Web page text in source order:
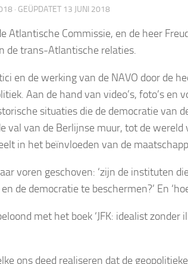
· GEÜPDATET 13 JUNI 2018
Atlantische Commissie, en de heer
de trans-Atlantische relaties.
en de werking van de NAVO door de
Aan de hand van video’s, foto’s en
situaties die de democratie van
val van de Berlijnse muur, tot de
in het beïnvloeden van de
voren geschoven: ‘zijn de instituten
de democratie te beschermen?’ En
met het boek ‘JFK: idealist zonder
ons deed realiseren dat de